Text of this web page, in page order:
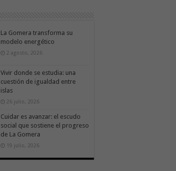
La Gomera transforma su
modelo energético
2 agosto, 2026
Vivir donde se estudia: una
cuestión de igualdad entre
islas
26 julio, 2026
Cuidar es avanzar: el escudo
social que sostiene el progreso
de La Gomera
19 julio, 2026